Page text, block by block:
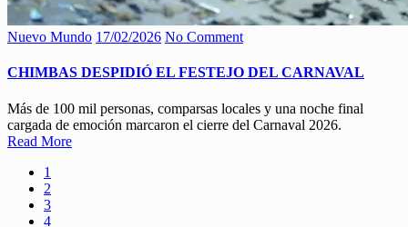
Nuevo Mundo 17/02/2026 No Comment
CHIMBAS DESPIDIÓ EL FESTEJO DEL CARNAVAL
Más de 100 mil personas, comparsas locales y una noche final
cargada de emoción marcaron el cierre del Carnaval 2026.
Read More
1
2
3
4